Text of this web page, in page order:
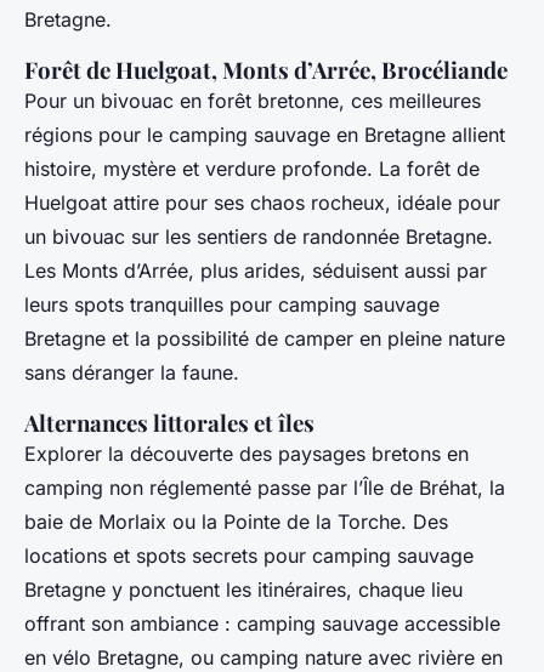
Bretagne.
Forêt de Huelgoat, Monts d’Arrée, Brocéliande
Pour un bivouac en forêt bretonne, ces meilleures
régions pour le camping sauvage en Bretagne allient
histoire, mystère et verdure profonde. La forêt de
Huelgoat attire pour ses chaos rocheux, idéale pour
un bivouac sur les sentiers de randonnée Bretagne.
Les Monts d’Arrée, plus arides, séduisent aussi par
leurs spots tranquilles pour camping sauvage
Bretagne et la possibilité de camper en pleine nature
sans déranger la faune.
Alternances littorales et îles
Explorer la découverte des paysages bretons en
camping non réglementé passe par l’Île de Bréhat, la
baie de Morlaix ou la Pointe de la Torche. Des
locations et spots secrets pour camping sauvage
Bretagne y ponctuent les itinéraires, chaque lieu
offrant son ambiance : camping sauvage accessible
en vélo Bretagne, ou camping nature avec rivière en